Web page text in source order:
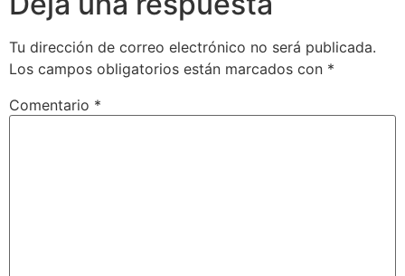
Tu dirección de correo electrónico no será publicada.
Los campos obligatorios están marcados con *
Comentario *